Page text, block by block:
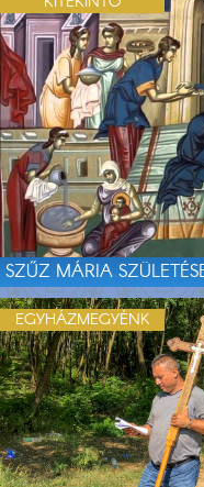
SZŰZ MÁRIA
EGYHÁZMEGYÉNK